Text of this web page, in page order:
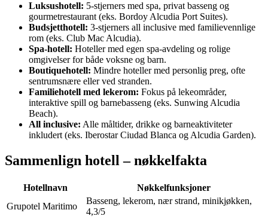
Luksushotell: 5-stjerners med spa, privat basseng og
gourmetrestaurant (eks. Bordoy Alcudia Port Suites).
Budsjetthotell: 3-stjerners all inclusive med familievennlige
rom (eks. Club Mac Alcudia).
Spa-hotell: Hoteller med egen spa-avdeling og rolige
omgivelser for både voksne og barn.
Boutiquehotell: Mindre hoteller med personlig preg, ofte
sentrumsnære eller ved stranden.
Familiehotell med lekerom: Fokus på lekeområder,
interaktive spill og barnebasseng (eks. Sunwing Alcudia
Beach).
All inclusive: Alle måltider, drikke og barneaktiviteter
inkludert (eks. Iberostar Ciudad Blanca og Alcudia Garden).
Sammenlign hotell – nøkkelfakta
Hotellnavn
Nøkkelfunksjoner
Grupotel Maritimo
Basseng, lekerom, nær strand, minikjøkken,
4,3/5